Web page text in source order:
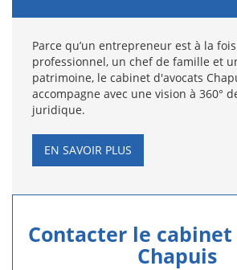
Parce qu’un entrepreneur est à la
professionnel, un chef de famille et
patrimoine, le cabinet d'avocats
accompagne avec une vision à 360°
juridique.
EN SAVOIR PLUS
Contacter le
Chapuis